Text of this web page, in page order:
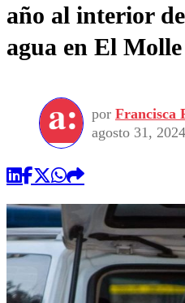
año al interior
agua en El Molle
por Francisca
agosto 31, 2024